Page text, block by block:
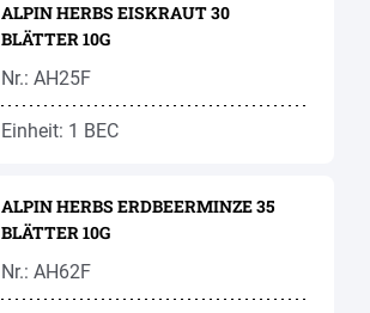
ALPIN HERBS EISKRAUT 30
BLÄTTER 10G
Nr.: AH25F
Einheit: 1 BEC
ALPIN HERBS ERDBEERMINZE 35
BLÄTTER 10G
Nr.: AH62F